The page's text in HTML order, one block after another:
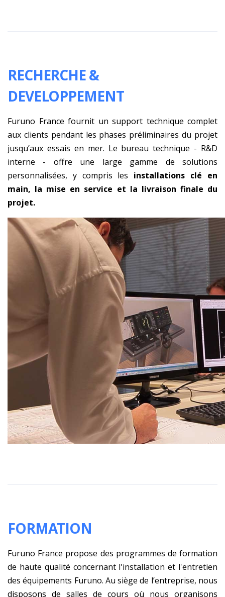
RECHERCHE &
DEVELOPPEMENT
Furuno France fournit un support technique complet
aux clients pendant les phases préliminaires du projet
jusqu’aux essais en mer. Le bureau technique - R&D
interne - offre une large gamme de solutions
personnalisées, y compris les installations clé en
main, la mise en service et la livraison finale du
projet.
FORMATION
Furuno France propose des programmes de formation
de haute qualité concernant l'installation et l'entretien
des équipements Furuno. Au siège de l’entreprise, nous
disposons de salles de cours où nous organisons